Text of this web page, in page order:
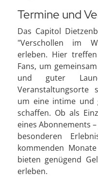
Termine und
Das Capitol
"Verschollen im
erleben. Hier
Fans, um
und guter
Veranstaltungsorte
um eine intime und
schaffen. Ob als
eines Abonnements
besonderen
kommenden
bieten genügend
erleben.